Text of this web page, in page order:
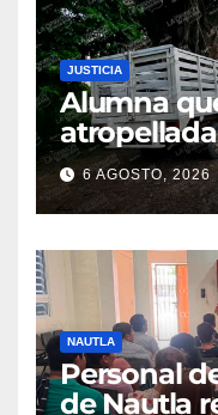
JUSTICIA
Alumna
atropellada
6 AGOSTO, 2026
NAUTLA
Personal
de Nautla